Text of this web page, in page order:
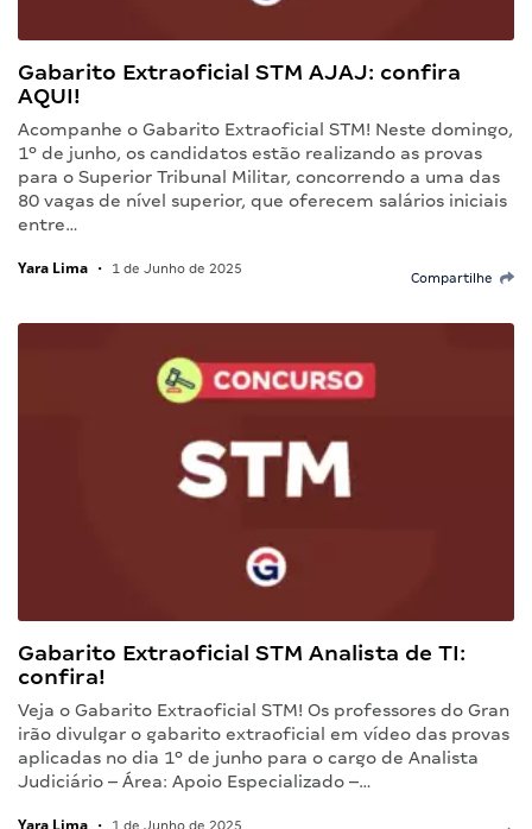
Gabarito Extraoficial STM AJAJ: confira
AQUI!
Acompanhe o Gabarito Extraoficial STM! Neste domingo,
1º de junho, os candidatos estão realizando as provas
para o Superior Tribunal Militar, concorrendo a uma das
80 vagas de nível superior, que oferecem salários iniciais
entre…
Yara Lima • 1 de Junho de 2025
Compartilhe
Gabarito Extraoficial STM Analista de TI:
confira!
Veja o Gabarito Extraoficial STM! Os professores do Gran
irão divulgar o gabarito extraoficial em vídeo das provas
aplicadas no dia 1º de junho para o cargo de Analista
Judiciário – Área: Apoio Especializado –…
Yara Lima • 1 de Junho de 2025